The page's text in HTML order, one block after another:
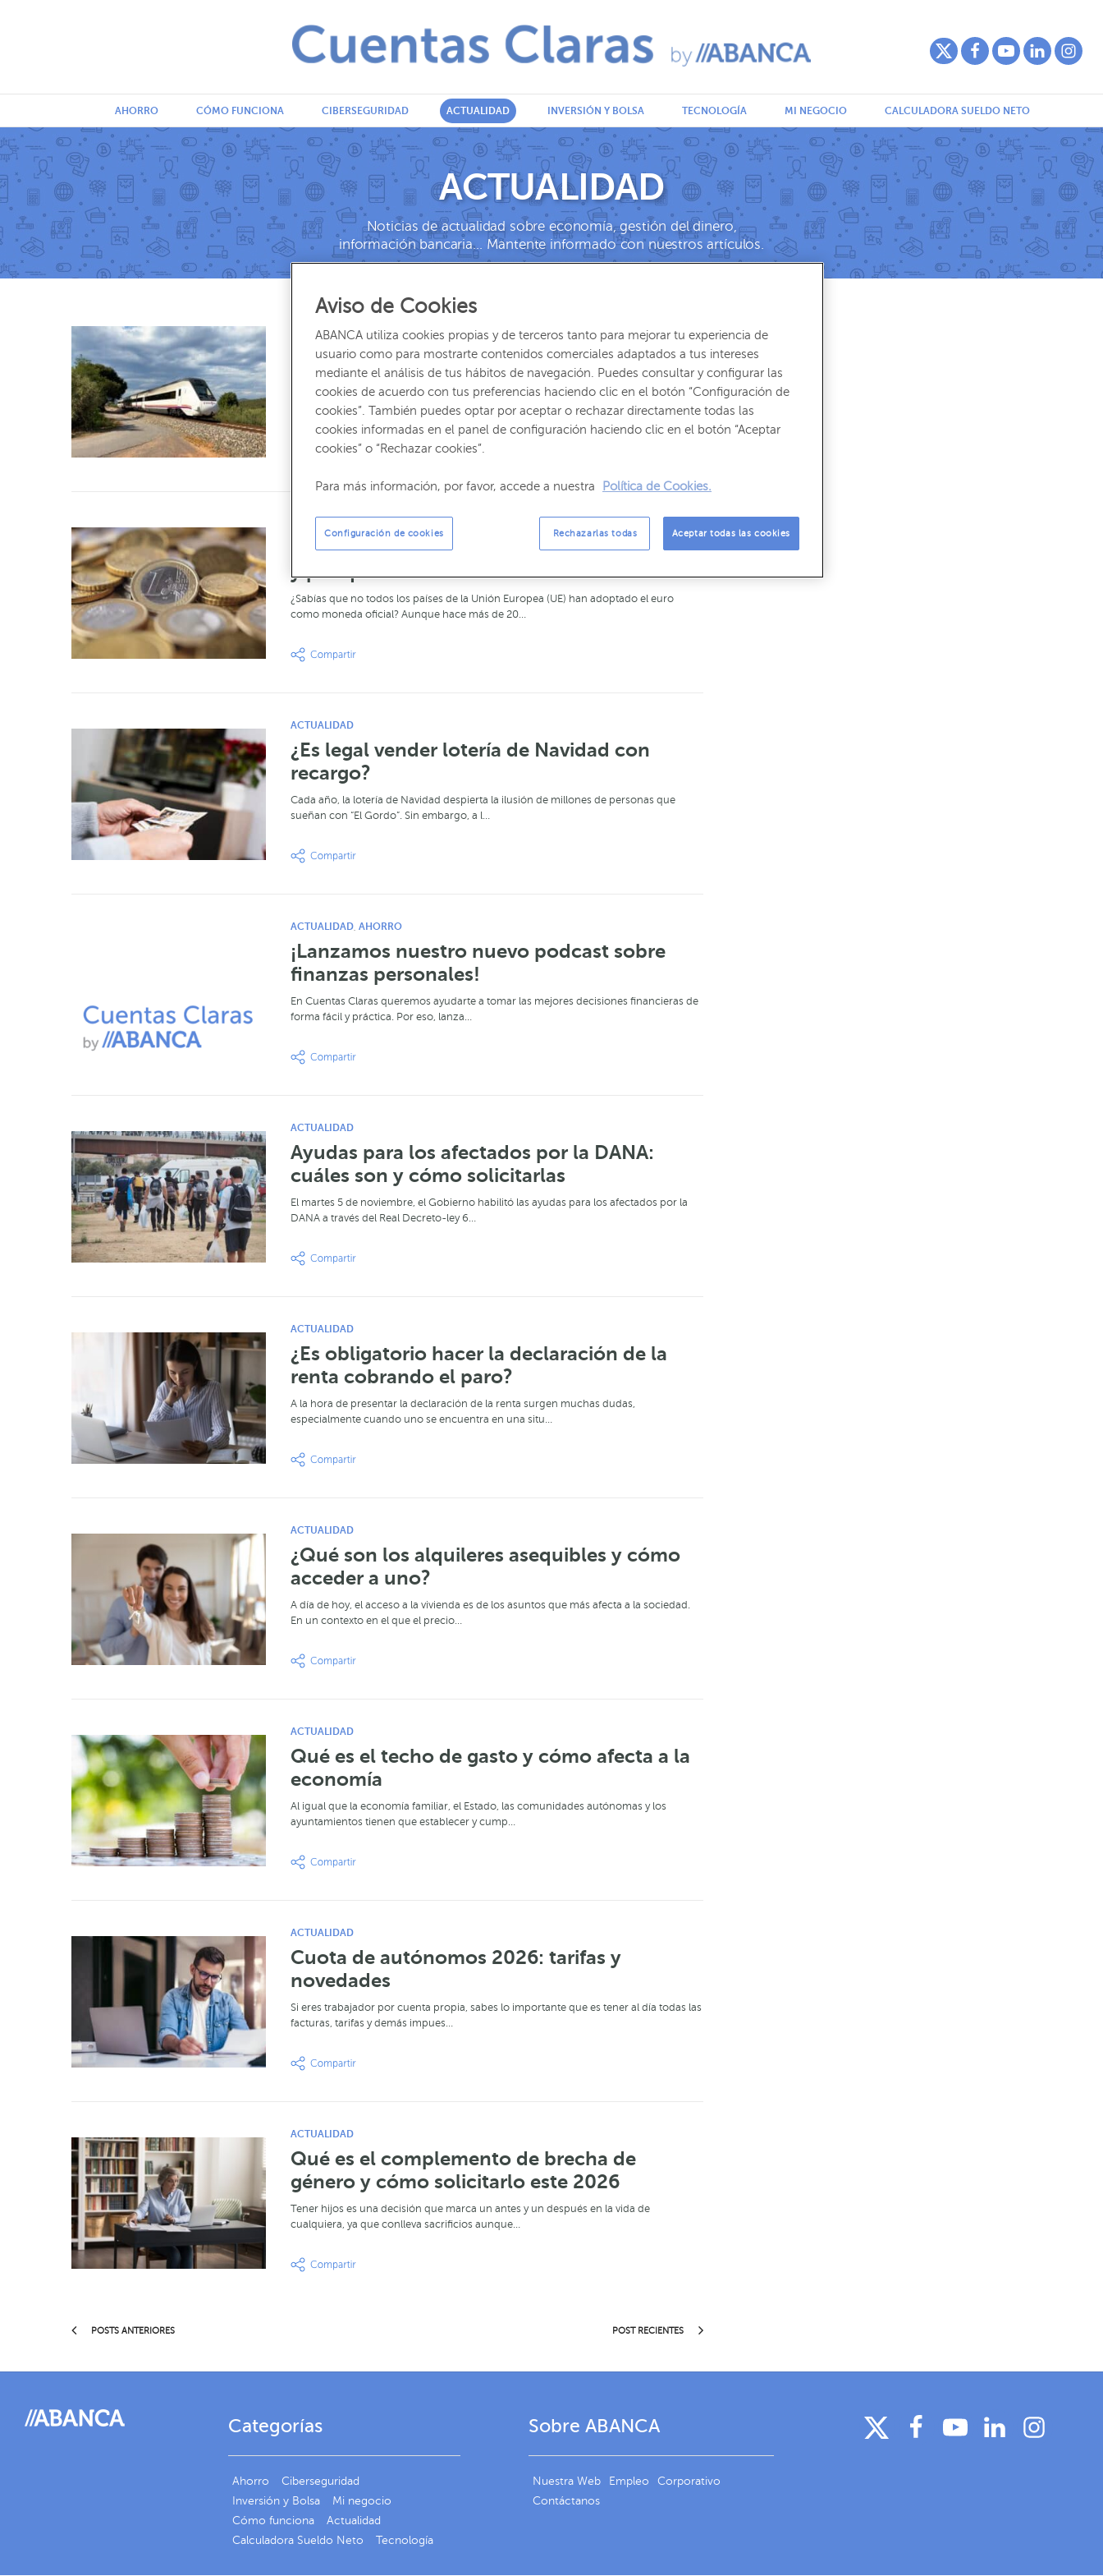
AHORRO CÓMO FUNCIONA CIBERSEGURIDAD ACTUALIDAD INVERSIÓN Y BOLSA TECNOLOGÍA MI NEGOCIO CALCULADORA SUELDO NETO
ABANCA.COM
ACTUALIDAD
Noticias de actualidad sobre economía, gestión del dinero,
información bancaria… Mantente informado con nuestros artículos.
Cambios en 2026 del abono gratuito y el
abono mensual bonificado de Renfe 2025
Tras la irrupción de la guerra de Ucrania en 2022 se produjo una crisis energética a
nivel global que, entre otras cosas…
Lista de países de la UE que no usan el euro
y por qué
¿Sabías que no todos los países de la Unión Europea (UE) han adoptado el euro
como moneda oficial? Aunque hace más de 20…
ACTUALIDAD
¿Es legal vender lotería de Navidad con
recargo?
Cada año, la lotería de Navidad despierta la ilusión de millones de personas que
sueñan con “El Gordo”. Sin embargo, a l…
ACTUALIDAD, AHORRO
¡Lanzamos nuestro nuevo podcast sobre
finanzas personales!
En Cuentas Claras queremos ayudarte a tomar las mejores decisiones financieras de
forma fácil y práctica. Por eso, lanza…
ACTUALIDAD
Ayudas para los afectados por la DANA:
cuáles son y cómo solicitarlas
El martes 5 de noviembre, el Gobierno habilitó las ayudas para los afectados por la
DANA a través del Real Decreto-ley 6…
ACTUALIDAD
¿Es obligatorio hacer la declaración de la
renta cobrando el paro?
A la hora de presentar la declaración de la renta surgen muchas dudas,
especialmente cuando uno se encuentra en una situ…
ACTUALIDAD
¿Qué son los alquileres asequibles y cómo
acceder a uno?
A día de hoy, el acceso a la vivienda es de los asuntos que más afecta a la sociedad.
En un contexto en el que el precio…
ACTUALIDAD
Qué es el techo de gasto y cómo afecta a la
economía
Al igual que la economía familiar, el Estado, las comunidades autónomas y los
ayuntamientos tienen que establecer y cump…
ACTUALIDAD
Cuota de autónomos 2026: tarifas y
novedades
Si eres trabajador por cuenta propia, sabes lo importante que es tener al día todas las
facturas, tarifas y demás impues…
ACTUALIDAD
Qué es el complemento de brecha de
género y cómo solicitarlo este 2026
Tener hijos es una decisión que marca un antes y un después en la vida de
cualquiera, ya que conlleva sacrificios aunque…
POSTS ANTERIORES POST RECIENTES
Categorías
Ahorro
Ciberseguridad
Inversión y Bolsa
Mi negocio
Cómo funciona
Actualidad
Calculadora Sueldo Neto
Tecnología
Sobre ABANCA
Nuestra Web Empleo
Corporativo
Contáctanos
Aviso de Cookies
ABANCA utiliza cookies propias y de terceros tanto para mejorar tu experiencia de
usuario como para mostrarte contenidos comerciales adaptados a tus intereses
mediante el análisis de tus hábitos de navegación. Puedes consultar y configurar las
cookies de acuerdo con tus preferencias haciendo clic en el botón “Configuración de
cookies”. También puedes optar por aceptar o rechazar directamente todas las
cookies informadas en el panel de configuración haciendo clic en el botón “Aceptar
cookies” o “Rechazar cookies”.
Para más información, por favor, accede a nuestra Política de Cookies.
Configuración de cookies Rechazarlas todas Aceptar todas las cookies